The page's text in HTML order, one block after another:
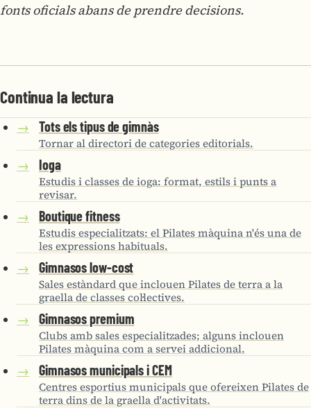
fonts oficials abans de prendre decisions.
Continua la lectura
→ Tots els tipus de gimnàs
Tornar al directori de categories editorials.
→ Ioga
Estudis i classes de ioga: format, estils i punts a
revisar.
→ Boutique fitness
Estudis especialitzats: el Pilates màquina n'és una de
les expressions habituals.
→ Gimnasos low-cost
Sales estàndard que inclouen Pilates de terra a la
graella de classes col·lectives.
→ Gimnasos premium
Clubs amb sales especialitzades; alguns inclouen
Pilates màquina com a servei addicional.
→ Gimnasos municipals i CEM
Centres esportius municipals que ofereixen Pilates de
terra dins de la graella d'activitats.